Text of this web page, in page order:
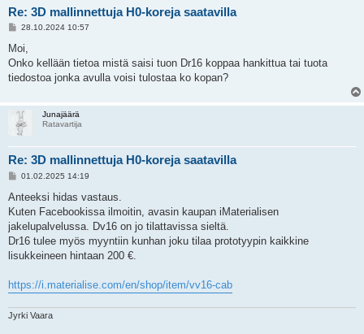
Re: 3D mallinnettuja H0-koreja saatavilla
V
e
t
i
28.10.2024 10:57
Moi,
Onko kellään tietoa mistä saisi tuon Dr16 koppaa hankittua tai tuota
tiedostoa jonka avulla voisi tulostaa ko kopan?
Junajäärä
Ratavartija
Re: 3D mallinnettuja H0-koreja saatavilla
V
e
t
i
01.02.2025 14:19
Anteeksi hidas vastaus.
Kuten Facebookissa ilmoitin, avasin kaupan iMaterialisen
jakelupalvelussa. Dv16 on jo tilattavissa sieltä.
Dr16 tulee myös myyntiin kunhan joku tilaa prototyypin kaikkine
lisukkeineen hintaan 200 €.
https://i.materialise.com/en/shop/item/vv16-cab
Jyrki Vaara